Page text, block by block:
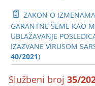
📄 ZAKON O
GARANTNE ŠEME KAO
UBLAŽAVANJE
IZAZVANE VIRUSOM
40/2021)
Službeni broj35/